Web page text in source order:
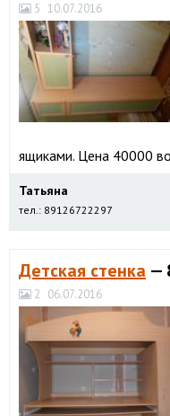
5 10.07.2016
ящиками. Цена 40000
Татьяна
тел.: 89126722297
Детская стенка —
2 06.07.2016